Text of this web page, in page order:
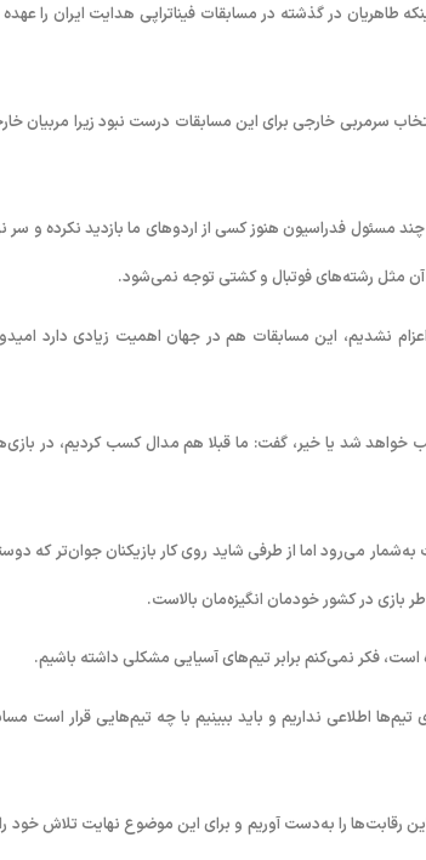
در گذشته در مسابقات فیناتراپی هدایت ایران را عهده
سرمربی خارجی برای این مسابقات درست نبود زیرا مربیان
مسئول فدراسیون هنوز کسی از اردوهای ما بازدید نکرده و سر
آن مثل رشته‌های فوتبال و کشتی توجه نمی‌شود.
بازی‌های آسیایی اینچئون جزو ۴ تیم برتر باشیم ولی اعزام نشدیم، این مسابقات هم در جهان اهمیت زیادی دارد
خواهد شد یا خیر، گفت: ما قبلا هم مدال کسب کردیم، در
می‌رود اما از طرفی شاید روی کار بازیکنان جوان‌تر که
بازی در کشور خودمان انگیزه‌مان بالاست.
فکر نمی‌کنم برابر تیم‌های آسیایی مشکلی داشته باشیم.
تیم‌ها اطلاعی نداریم و باید ببینیم با چه تیم‌هایی قرار است
رقابت‌ها را به‌دست آوریم و برای این موضوع نهایت تلاش خود